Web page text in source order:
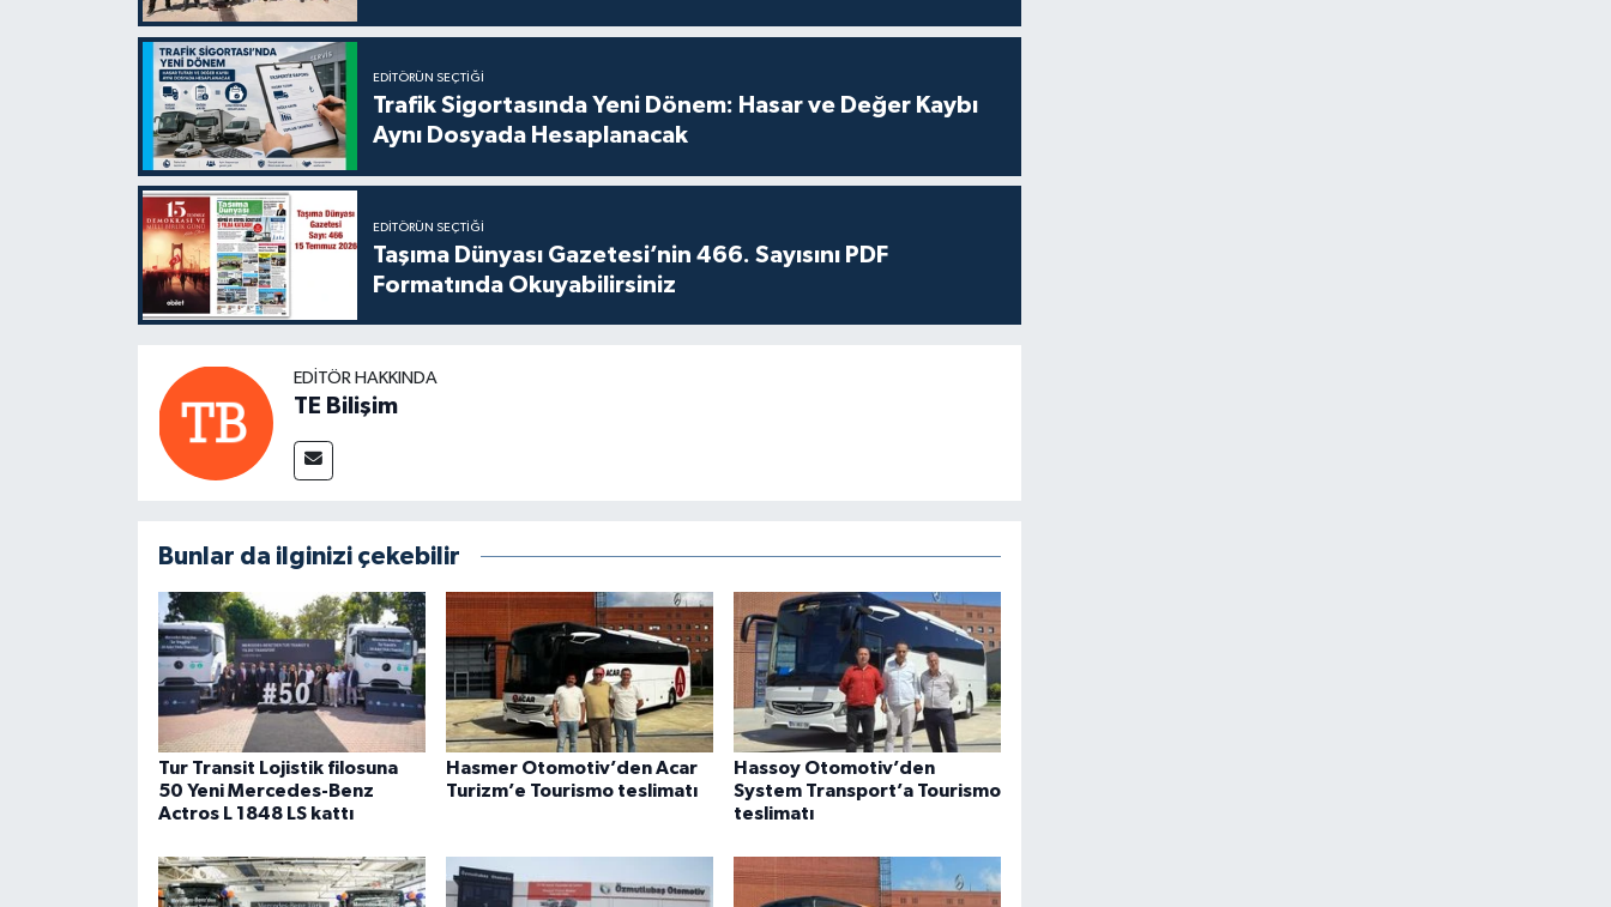
EDITÖRÜN SEÇTIĞI
Trafik Sigortasında Yeni Dönem: Hasar ve Değer Kaybı
Aynı Dosyada Hesaplanacak
EDITÖRÜN SEÇTIĞI
Taşıma Dünyası Gazetesi’nin 466. Sayısını PDF
Formatında Okuyabilirsiniz
EDITÖR HAKKINDA
TE Bilişim
Bunlar da ilginizi çekebilir
Tur Transit Lojistik filosuna
50 Yeni Mercedes-Benz
Actros L 1848 LS kattı
Hasmer Otomotiv’den Acar
Turizm’e Tourismo teslimatı
Hassoy Otomotiv’den
System Transport’a Tourismo
teslimatı